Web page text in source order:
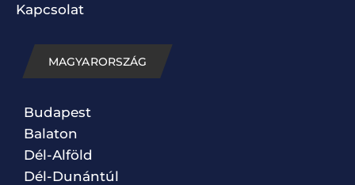
Kapcsolat
MAGYARORSZÁG
Budapest
Balaton
Dél-Alföld
Dél-Dunántúl